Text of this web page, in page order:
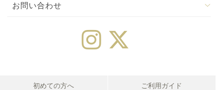
お問い合わせ
初めての方へ ご利用ガイド